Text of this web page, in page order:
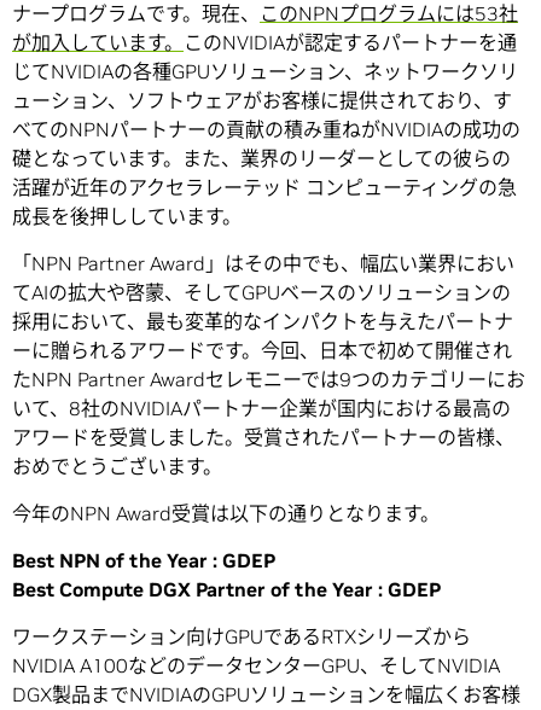
ナープログラムです。現在、 このNPNプログラムには53社
が加入しています。 このNVIDIAが認定するパートナーを通
じてNVIDIAの各種GPUソリューション、ネットワークソリ
ューション、ソフトウェアがお客様に提供されており、す
べてのNPNパートナーの貢献の積み重ねがNVIDIAの成功の
礎となっています。また、業界のリーダーとしての彼らの
活躍が近年のアクセラレーテッド コンピューティングの急
成長を後押ししています。
「NPN Partner Award」はその中でも、幅広い業界におい
てAIの拡大や啓蒙、そしてGPUベースのソリューションの
採用において、最も変革的なインパクトを与えたパートナ
ーに贈られるアワードです。今回、日本で初めて開催され
たNPN Partner Awardセレモニーでは9つのカテゴリーにお
いて、8社のNVIDIAパートナー企業が国内における最高の
アワードを受賞しました。受賞されたパートナーの皆様、
おめでとうございます。
今年のNPN Award受賞は以下の通りとなります。
Best NPN of the Year : GDEP
Best Compute DGX Partner of the Year : GDEP
ワークステーション向けGPUであるRTXシリーズから
NVIDIA A100などのデータセンターGPU、そしてNVIDIA
DGX製品までNVIDIAのGPUソリューションを幅広くお客様